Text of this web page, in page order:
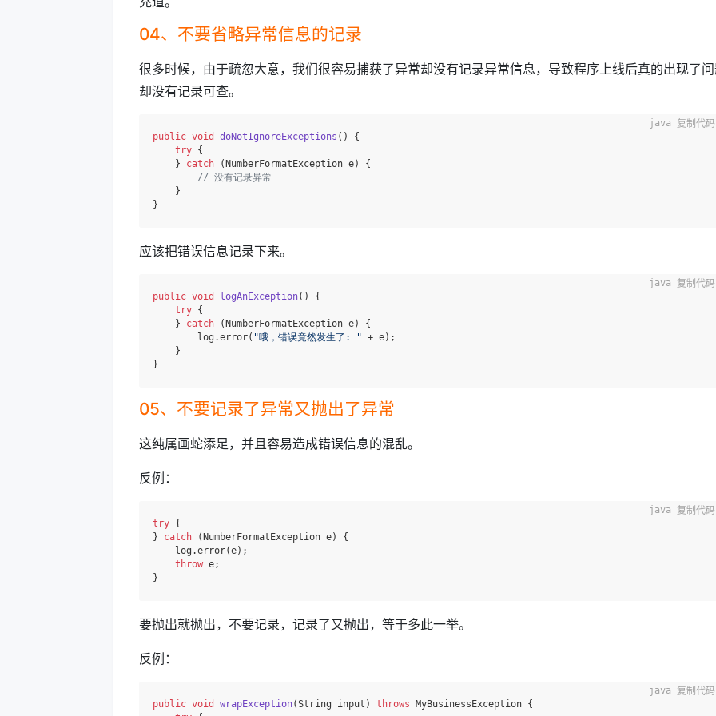
04、不要省略异常信息的记录
很多时候，由于疏忽大意，我们很容易捕获了异常却没有记录异常信息，导致程序上线后真的出现了
却没有记录可查。
public void doNotIgnoreExceptions ()
{
try {
    }
catch (NumberFormatException e) {
// 没有记录异常
    }
复制代码
应该把错误信息记录下来。
public void logAnException()
{
try {
    }
catch (NumberFormatException e) {
        log.error(
"哦，错误竟然发生了: " + e);
    }
复制代码
05、不要记录了异常又抛出了异常
这纯属画蛇添足，并且容易造成错误信息的混乱。
反例：
try {
} catch (NumberFormatException e) {
    log.error(e);
throw e;
复制代码
要抛出就抛出，不要记录，记录了又抛出，等于多此一举。
反例：
public void wrapException(String input) throws MyBusinessException {
复制代码